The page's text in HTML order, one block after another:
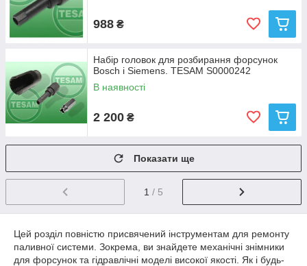
988 ₴
Набір головок для розбирання форсунок
Bosch і Siemens. TESAM S0000242
В наявності
2 200 ₴
Показати ще
1 / 5
Цей розділ повністю присвячений інструментам для ремонту
паливної системи. Зокрема, ви знайдете механічні знімники
для форсунок та гідравлічні моделі високої якості. Як і будь-